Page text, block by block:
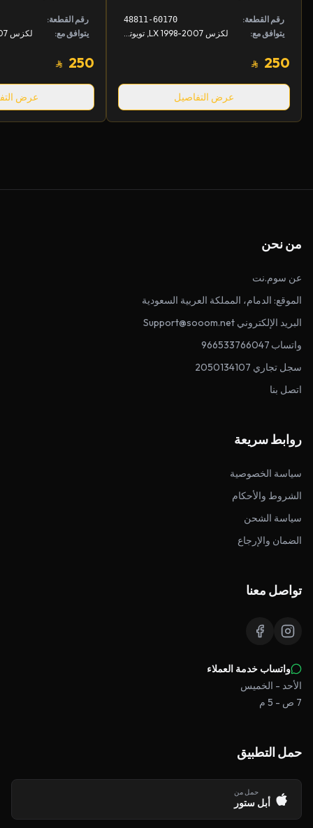
رقم القطعة: 48811-60170
يتوافق مع:
250
عرض التفاصيل
رقم القطعة:
يتوافق مع:
250
عرض
من نحن
عن سوم.نت
الموقع: الدمام، المملكة العربية السعودية
البريد الإلكتروني Support@sooom.net
واتساب 966533766047
سجل تجاري 2050134107
اتصل بنا
روابط سريعة
سياسة الخصوصية
الشروط والأحكام
سياسة الشحن
الضمان والإرجاع
تواصل معنا
واتساب خدمة العملاء
الأحد - الخميس
7 ص - 5 م
حمل التطبيق
حمل من
أبل ستور